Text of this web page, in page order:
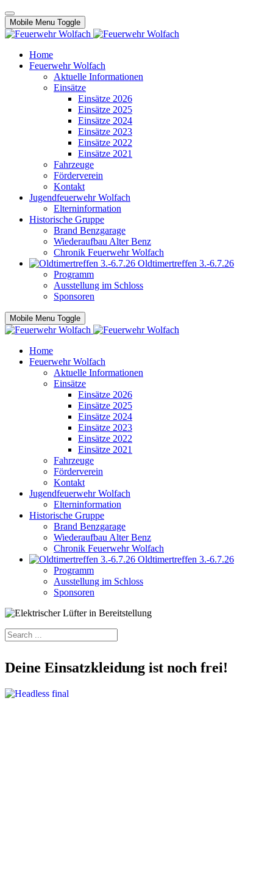
Mobile Menu Toggle
Home
Feuerwehr Wolfach
Aktuelle Informationen
Einsätze
Einsätze 2026
Einsätze 2025
Einsätze 2024
Einsätze 2023
Einsätze 2022
Einsätze 2021
Fahrzeuge
Förderverein
Kontakt
Jugendfeuerwehr Wolfach
Elterninformation
Historische Gruppe
Brand Benzgarage
Wiederaufbau Alter Benz
Chronik Feuerwehr Wolfach
Oldtimertreffen 3.-6.7.26
Programm
Ausstellung im Schloss
Sponsoren
Mobile Menu Toggle
Home
Feuerwehr Wolfach
Aktuelle Informationen
Einsätze
Einsätze 2026
Einsätze 2025
Einsätze 2024
Einsätze 2023
Einsätze 2022
Einsätze 2021
Fahrzeuge
Förderverein
Kontakt
Jugendfeuerwehr Wolfach
Elterninformation
Historische Gruppe
Brand Benzgarage
Wiederaufbau Alter Benz
Chronik Feuerwehr Wolfach
Oldtimertreffen 3.-6.7.26
Programm
Ausstellung im Schloss
Sponsoren
Deine Einsatzkleidung ist noch frei!